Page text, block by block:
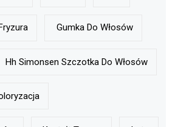
Fryzura Gumka Do Włosów
Hh Simonsen Szczotka Do Włosów